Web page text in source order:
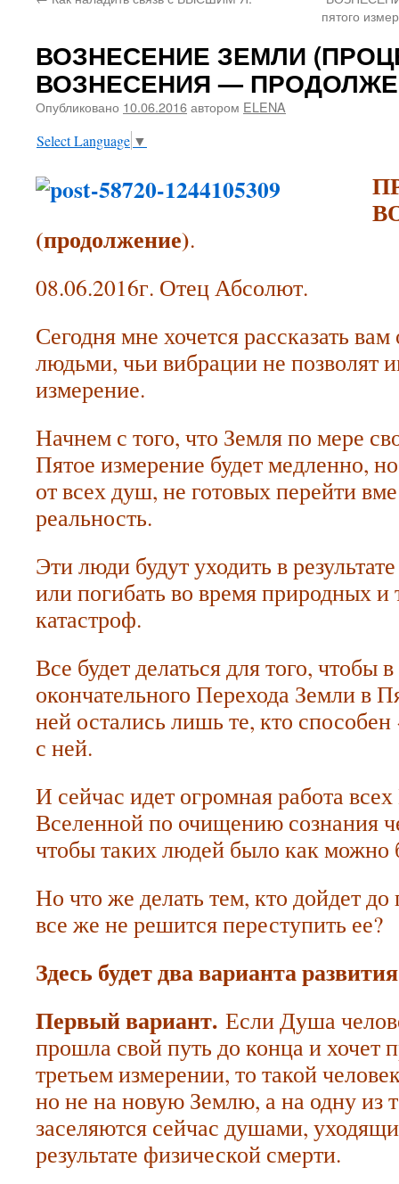
содержимому
пятого
ВОЗНЕСЕНИЕ ЗЕМЛИ
ВОЗНЕСЕНИЯ —
Опубликовано 10.06.2016автором ELENA
Select Language ▼
(продолжение).
08.06.2016г. Отец Абсолют.
Сегодня мне хочется рассказать вам
людьми, чьи вибрации не позволят
измерение.
Начнем с того, что Земля по мере
Пятое измерение будет медленно,
от всех душ, не готовых перейти
реальность.
Эти люди будут уходить в
или погибать во время природных и
катастроф.
Все будет делаться для того, чтобы
окончательного Перехода Земли в
ней остались лишь те, кто способен
с ней.
И сейчас идет огромная работа
Вселенной по очищению сознания
чтобы таких людей было как можно
Но что же делать тем, кто дойдет
все же не решится переступить ее?
Здесь будет два варианта
Первый вариант. Если Душа
прошла свой путь до конца и хочет
третьем измерении, то такой
но не на новую Землю, а на одну из
заселяются сейчас душами,
результате физической смерти.